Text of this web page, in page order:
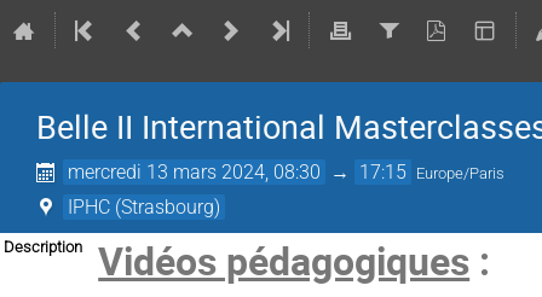
Belle II International
mercredi 13 mars 2024, 08:30 → 17:15 Europe/Paris
IPHC (Strasbourg)
Description Vidéos pédagogiques :